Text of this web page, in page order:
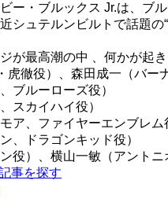
ー・ブルックス Jr.は、ブ
シュテルンビルトで話題の
が最高潮の中 、何かが起き
徹役）、森田成一（バー
ブルーローズ役）
スカイハイ役）
ア、ファイヤーエンブレム
、ドラゴンキッド役）
役）、横山一敏（アントニ
事を探す